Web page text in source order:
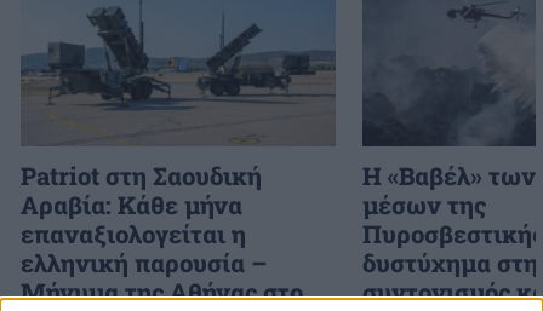
Patriot στη Σαουδική
Αραβία: Κάθε μήνα
επαναξιολογείται η
ελληνική παρουσία –
Μήνυμα της Αθήνας στο
H «Βαβέλ»
μέσων της
δυστύχημα
συντονισμός